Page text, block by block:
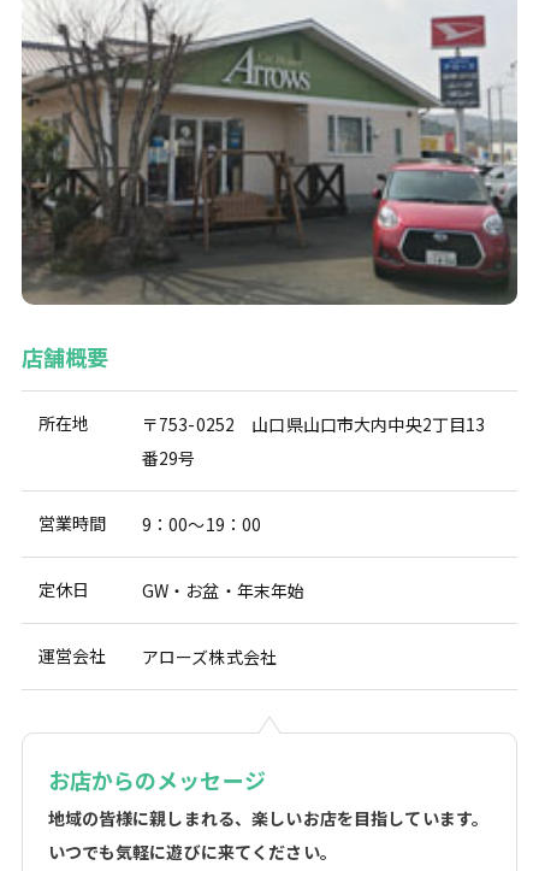
店舗概要
所在地
〒753-0252 山口県山口市大内中央2丁目13
番29号
営業時間 9：00～19：00
定休日 GW・お盆・年末年始
運営会社 アローズ株式会社
お店からのメッセージ
地域の皆様に親しまれる、楽しいお店を目指しています。
いつでも気軽に遊びに来てください。